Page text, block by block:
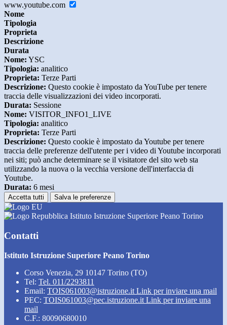
www.youtube.com
Nome
Tipologia
Proprieta
Descrizione
Durata
Nome: YSC
Tipologia: analitico
Proprieta: Terze Parti
Descrizione: Questo cookie è impostato da YouTube per tenere
traccia delle visualizzazioni dei video incorporati.
Durata: Sessione
Nome: VISITOR_INFO1_LIVE
Tipologia: analitico
Proprieta: Terze Parti
Descrizione: Questo cookie è impostato da Youtube per tenere
traccia delle preferenze dell'utente per i video di Youtube incorporati
nei siti; può anche determinare se il visitatore del sito web sta
utilizzando la nuova o la vecchia versione dell'interfaccia di
Youtube.
Durata: 6 mesi
Accetta tutti Salva le preferenze
Istituto Istruzione Superiore Peano Torino
Contatti
Istituto Istruzione Superiore Peano Torino
Corso Venezia, 29 10147 Torino (TO)
Tel: Tel. 011/2293811
Email: TOIS061003@istruzione.it Link per inviare una mail
PEC: TOIS061003@pec.istruzione.it Link per inviare una
mail
C.F.: 80090680010